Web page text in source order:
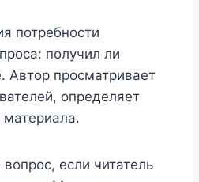
потребности
получил ли
Автор просматривает
определяет
материала.
если читатель